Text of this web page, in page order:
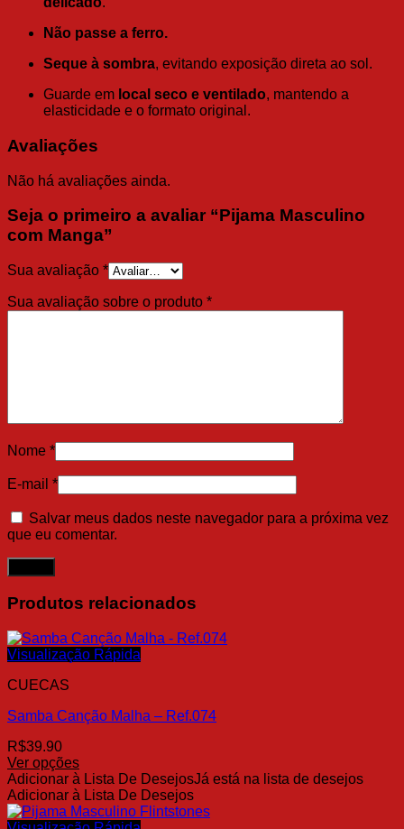
Não passe a ferro.
Seque à sombra, evitando exposição direta ao sol.
Guarde em local seco e ventilado, mantendo a
elasticidade e o formato original.
Avaliações
Não há avaliações ainda.
Seja o primeiro a avaliar “Pijama Masculino
com Manga”
Sua avaliação *
Sua avaliação sobre o produto *
Nome *
E-mail *
Salvar meus dados neste navegador para a próxima vez
que eu comentar.
Produtos relacionados
Visualização Rápida
CUECAS
Samba Canção Malha – Ref.074
R$39.90
Ver opções
Este
produto
tem
Adicionar à Lista De DesejosJá está na lista de desejos
Adicionar à Lista De Desejos